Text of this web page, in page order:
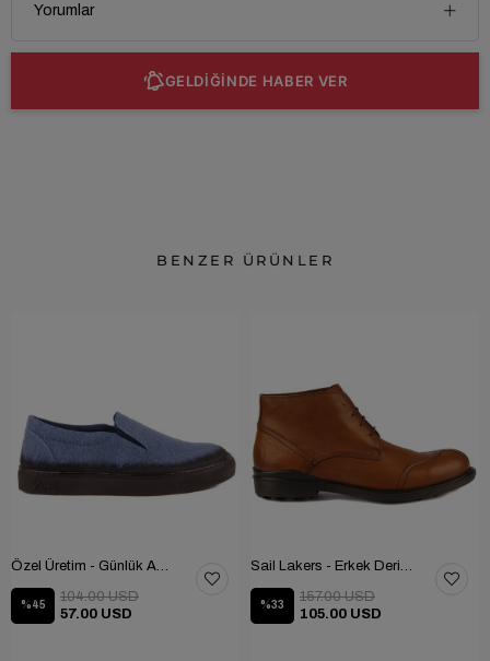
Yorumlar
GELDİĞİNDE HABER VER
BENZER ÜRÜNLER
%45
57.00 USD
104.00 USD
%33
105.00 USD
157.00 USD